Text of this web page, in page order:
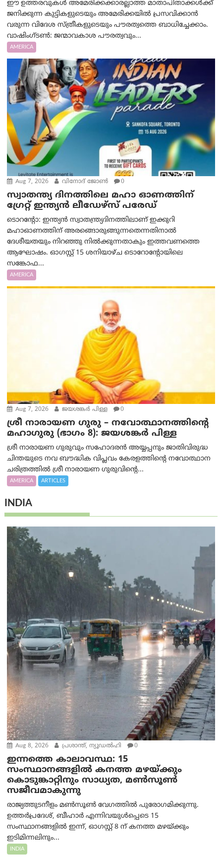
ഈ ഉത്തരവുകൾ അമേരിക്കക്കാരല്ലാത്ത മാതാപിതാക്കൾക്ക്
ജനിക്കുന്ന കുട്ടികളുടെയും അമേരിക്കയിൽ പ്രസവിക്കാൻ
വരുന്ന വിദേശ സ്ത്രീകളുടെയും പൗരത്വത്തെ ബാധിച്ചേക്കാം.
വാഷിംഗ്ടണ്‍: ജന്മാവകാശ പൗരത്വവും...
AMERICA
Aug 7, 2026 വിനോദ് ജോൺ 0
സ്വാതന്ത്യ ദിനത്തിലെ മഹാ ഓണത്തിന്
ഗ്രേറ്റ് ഇന്ത്യൻ ലീഡേഴ്സ് പരേഡ്
ടൊറന്റോ: ഇന്ത്യൻ സ്വാതന്ത്ര്യദിനത്തിലാണ് ഇക്കുറി
മഹാഓണത്തിന് അരങ്ങൊരുങ്ങുന്നതെന്നതിനാൽ
ദേശീയതയും നിറഞ്ഞു നിൽക്കുന്നതാകും ഇത്തവണത്തെ
ആഘോഷം. ഓഗസ്റ്റ് 15 ശനിയാഴ്ച ടൊറോന്റോയിലെ
സങ്കോഫ...
AMERICA
Aug 7, 2026 ജയശങ്കര്‍ പിള്ള 0
ശ്രീ നാരായണ ഗുരു – നവോത്ഥാനത്തിന്റെ
മഹാഗുരു (ഭാഗം 8): ജയശങ്കര്‍ പിള്ള
ശ്രീ നാരായണ ഗുരുവും സഹോദരൻ അയ്യപ്പനും ജാതിവിരുദ്ധ
ചിന്തയുടെ നവ ബൗദ്ധിക വിപ്ലവം കേരളത്തിന്റെ നവോത്ഥാന
ചരിത്രത്തിൽ ശ്രീ നാരായണ ഗുരുവിന്റെ...
AMERICA ARTICLES
INDIA
Aug 8, 2026 പ്രശാന്ത്, ന്യൂഡല്‍ഹി 0
ഇന്നത്തെ കാലാവസ്ഥ: 15
സംസ്ഥാനങ്ങളിൽ കനത്ത മഴയ്ക്കും
കൊടുങ്കാറ്റിനും സാധ്യത, മൺസൂൺ
സജീവമാകുന്നു
രാജ്യത്തുടനീളം മൺസൂൺ വേഗത്തിൽ പുരോഗമിക്കുന്നു.
ഉത്തർപ്രദേശ്, ബീഹാർ എന്നിവയുൾപ്പെടെ 15
സംസ്ഥാനങ്ങളിൽ ഇന്ന്, ഓഗസ്റ്റ് 8 ന് കനത്ത മഴയ്ക്കും
ഇടിമിന്നലിനും...
INDIA